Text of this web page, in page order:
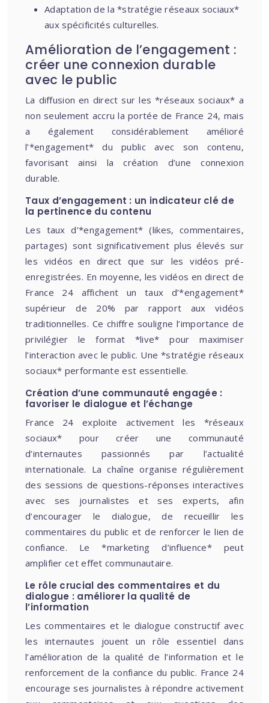
Adaptation de la *stratégie réseaux sociaux*
aux spécificités culturelles.
Amélioration de l’engagement :
créer une connexion durable
avec le public
La diffusion en direct sur les *réseaux sociaux* a
non seulement accru la portée de France 24, mais
a également considérablement amélioré
l’*engagement* du public avec son contenu,
favorisant ainsi la création d’une connexion
durable.
Taux d’engagement : un indicateur clé de
la pertinence du contenu
Les taux d’*engagement* (likes, commentaires,
partages) sont significativement plus élevés sur
les vidéos en direct que sur les vidéos pré-
enregistrées. En moyenne, les vidéos en direct de
France 24 affichent un taux d’*engagement*
supérieur de 20% par rapport aux vidéos
traditionnelles. Ce chiffre souligne l’importance de
privilégier le format *live* pour maximiser
l’interaction avec le public. Une *stratégie réseaux
sociaux* performante est essentielle.
Création d’une communauté engagée :
favoriser le dialogue et l’échange
France 24 exploite activement les *réseaux
sociaux* pour créer une communauté
d’internautes passionnés par l’actualité
internationale. La chaîne organise régulièrement
des sessions de questions-réponses interactives
avec ses journalistes et ses experts, afin
d’encourager le dialogue, de recueillir les
commentaires du public et de renforcer le lien de
confiance. Le *marketing d’influence* peut
amplifier cet effet communautaire.
Le rôle crucial des commentaires et du
dialogue : améliorer la qualité de
l’information
Les commentaires et le dialogue constructif avec
les internautes jouent un rôle essentiel dans
l’amélioration de la qualité de l’information et le
renforcement de la confiance du public. France 24
encourage ses journalistes à répondre activement